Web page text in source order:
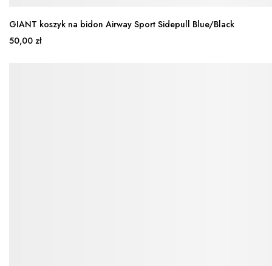
GIANT koszyk na bidon Airway Sport Sidepull Blue/Black
50,00 zł